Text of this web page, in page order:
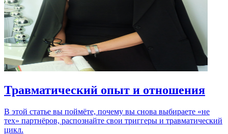
Травматический опыт и отношения
В этой статье вы поймёте, почему вы снова выбираете «не
тех» партнёров, распознайте свои триггеры и травматический
цикл.